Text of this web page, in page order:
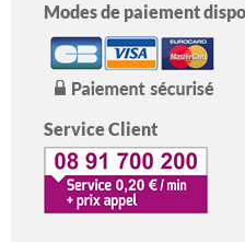
Modes de paiement
Service Client